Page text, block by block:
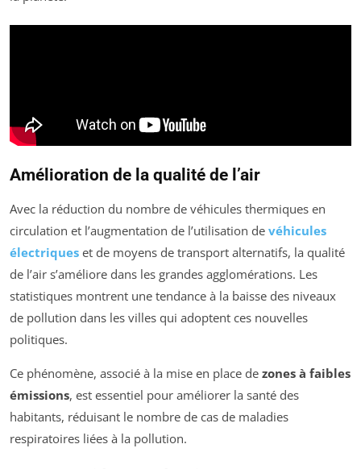
Amélioration de la qualité de l’air
Avec la réduction du nombre de véhicules thermiques en
circulation et l’augmentation de l’utilisation de véhicules
électriques et de moyens de transport alternatifs, la qualité
de l’air s’améliore dans les grandes agglomérations. Les
statistiques montrent une tendance à la baisse des niveaux
de pollution dans les villes qui adoptent ces nouvelles
politiques.
Ce phénomène, associé à la mise en place de zones à faibles
émissions, est essentiel pour améliorer la santé des
habitants, réduisant le nombre de cas de maladies
respiratoires liées à la pollution.